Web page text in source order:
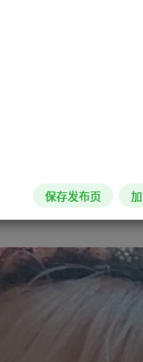
和《全职猎人》奇犽
保存发布页